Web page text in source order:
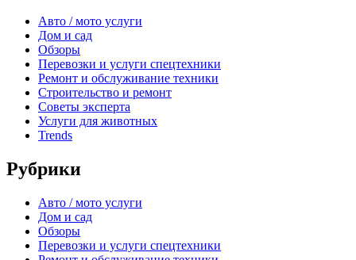
Авто / мото услуги
Дом и сад
Обзоры
Перевозки и услуги спецтехники
Ремонт и обслуживание техники
Строительство и ремонт
Советы эксперта
Услуги для животных
Trends
Рубрики
Авто / мото услуги
Дом и сад
Обзоры
Перевозки и услуги спецтехники